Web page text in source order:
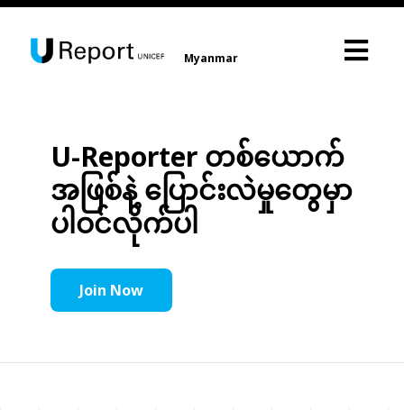
Myanmar
U-Reporter တစ်ယောက်
အဖြစ်နဲ့ ပြောင်းလဲမှုတွေမှာ
ပါဝင်လိုက်ပါ
Join Now